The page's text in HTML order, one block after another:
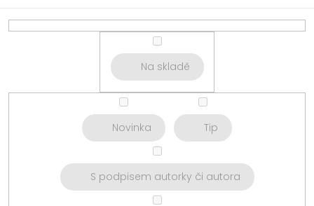
Na skladě
Novinka Tip
S podpisem autorky či autora